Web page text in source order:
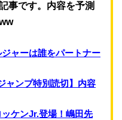
事です。内容を予測
ジャーは誰をパートナー
ャンプ特別読切】内容
ッケンJr.登場！嶋田先